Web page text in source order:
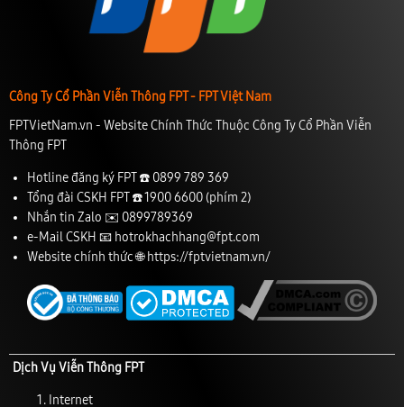
Công Ty Cổ Phần Viễn Thông FPT - FPT Việt Nam
FPTVietNam.vn - Website Chính Thức Thuộc Công Ty Cổ Phần Viễn
Thông FPT
Hotline đăng ký FPT ☎️ 0899 789 369
Tổng đài CSKH FPT ☎️1900 6600(phím 2)
Nhắn tin Zalo ✉️ 0899789369
e-Mail CSKH 📧 hotrokhachhang@fpt.com
Website chính thức 🌐 https://fptvietnam.vn/
Dịch Vụ Viễn Thông FPT
Internet